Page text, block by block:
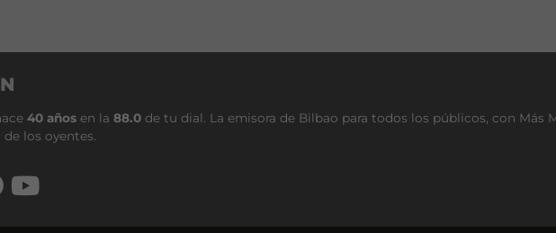
40 años en la 88.0 de tu dial. La emisora de Bilbao para todos los públicos, con Más
los oyentes.